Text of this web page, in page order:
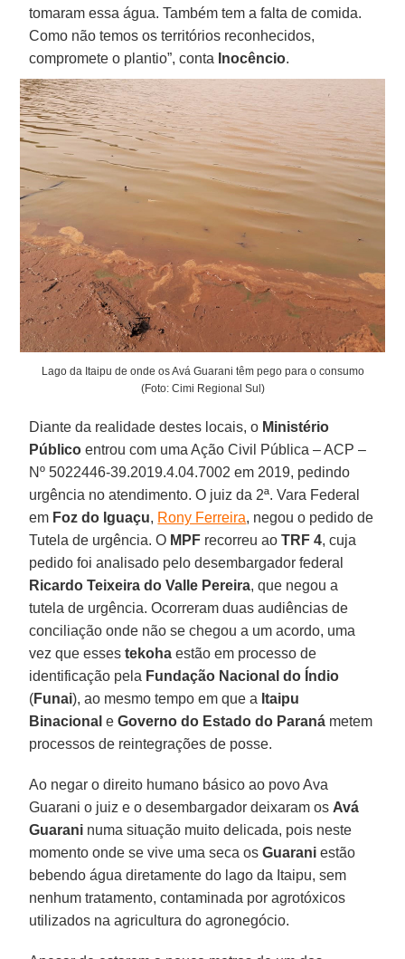
tomaram essa água. Também tem a falta de comida.
Como não temos os territórios reconhecidos,
compromete o plantio”, conta Inocêncio.
Lago da Itaipu de onde os Avá Guarani têm pego para o consumo
(Foto: Cimi Regional Sul)
Diante da realidade destes locais, o Ministério
Público entrou com uma Ação Civil Pública – ACP –
Nº 5022446-39.2019.4.04.7002 em 2019, pedindo
urgência no atendimento. O juiz da 2ª. Vara Federal
em Foz do Iguaçu, Rony Ferreira, negou o pedido de
Tutela de urgência. O MPF recorreu aoTRF 4, cuja
pedido foi analisado pelo desembargador federal
Ricardo Teixeira do Valle Pereira, que negou a
tutela de urgência. Ocorreram duas audiências de
conciliação onde não se chegou a um acordo, uma
vez que essestekoha estão em processo de
identificação pela Fundação Nacional do Índio
(Funai), ao mesmo tempo em que a Itaipu
Binacional eGoverno do Estado do Paraná metem
processos de reintegrações de posse.
Ao negar o direito humano básico ao povo Ava
Guarani o juiz e o desembargador deixaram os Avá
Guarani numa situação muito delicada, pois neste
momento onde se vive uma seca osGuarani estão
bebendo água diretamente do lago da Itaipu, sem
nenhum tratamento, contaminada por agrotóxicos
utilizados na agricultura do agronegócio.